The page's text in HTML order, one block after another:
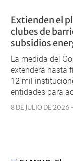
Extienden el
clubes de
subsidios
La medida del
extenderá hasta
12 mil
entidades para
8 DE JULIO DE 2026